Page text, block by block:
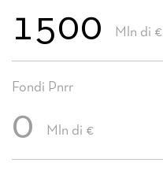
1500 Mln di €
Fondi Pnrr
0 Mln di €